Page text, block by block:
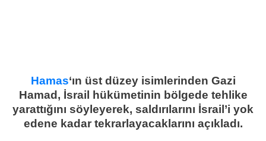
Hamas‘ın üst düzey isimlerinden Gazi
Hamad, İsrail hükümetinin bölgede tehlike
yarattığını söyleyerek, saldırılarını İsrail’i yok
edene kadar tekrarlayacaklarını açıkladı.